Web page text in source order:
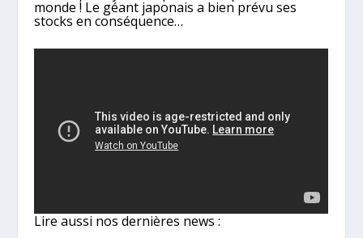
monde ! Le géant japonais a bien prévu ses
stocks en conséquence…
Lire aussi nos dernières news :